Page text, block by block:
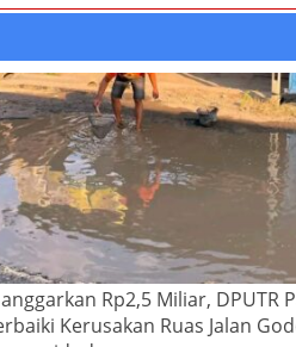
Rp2,5 Miliar, DPUTR
Kerusakan Ruas Jalan